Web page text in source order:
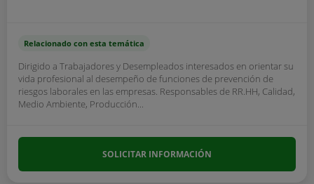
Relacionado con esta temática
Dirigido a Trabajadores y Desempleados interesados en orientar su
vida profesional al desempeño de funciones de prevención de
riesgos laborales en las empresas. Responsables de RR.HH, Calidad,
Medio Ambiente, Producción...
SOLICITAR INFORMACIÓN